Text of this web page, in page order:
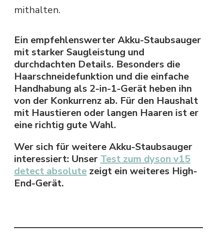
mithalten.
Ein empfehlenswerter Akku-Staubsauger
mit starker Saugleistung und
durchdachten Details. Besonders die
Haarschneidefunktion und die einfache
Handhabung als 2-in-1-Gerät heben ihn
von der Konkurrenz ab. Für den Haushalt
mit Haustieren oder langen Haaren ist er
eine richtig gute Wahl.
Wer sich für weitere Akku-Staubsauger
interessiert: Unser Test zum dyson v15
detect absolute zeigt ein weiteres High-
End-Gerät.